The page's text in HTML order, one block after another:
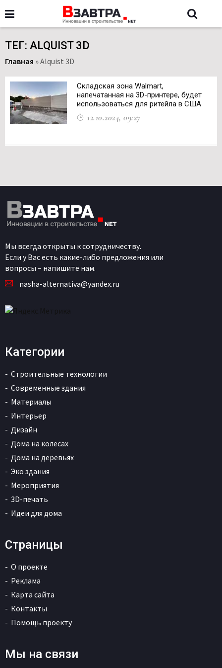
ТЕГ: ALQUIST 3D
Главная »Alquist 3D
Складская зона Walmart,
напечатанная на 3D-принтере, будет
использоваться для ритейла в США
12.10.2024, 09:27
Мы всегда открыты к сотрудничеству.
Если у Вас есть какие-либо предложения или
вопросы – напишите нам.
nasha-alternativa@yandex.ru
Категории
Строительные технологии
Современные здания
Материалы
Интерьер
Дизайн
Дома на колесах
Дома на деревьях
Эко здания
Мероприятия
3D-печать
Идеи для дома
Страницы
О проекте
Реклама
Карта сайта
Контакты
Помощь проекту
Мы на связи